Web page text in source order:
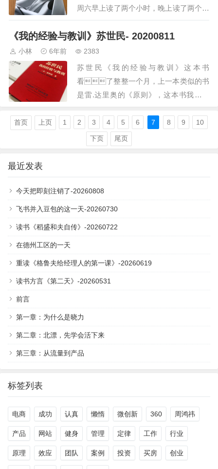
周六早上读了两个小时，晚上读了两个小
时，今天读了两个小时，读完了。这是我
近期读的最得书。…
《我的经验与教训》苏世民- 20200811
小林 6年前 2383
苏世民《我的经验与教训》这本书
看了整整一个月，上一本类似的书
是雷.达里奥的《原则》，这本书我并没
首页 上页 1 2 3 4 5 6 7 8 9 10
下页 尾页
最近发表
今天把即刻注销了-20260808
飞书并入豆包的这一天-20260730
读书《稻盛和夫自传》-20260722
在德州工区的一天
重读《格鲁夫给经理人的第一课》-20260619
读书方言《第二天》-20260531
前言
第一章：为什么是晓力
第二章：北漂，先学会活下来
第三章：从流量到产品
标签列表
电商 成功 认真 懒惰 微创新 360 周鸿祎
产品 网站 健身 管理 定律 工作 行业
原理 效应 团队 案例 投资 买房 创业